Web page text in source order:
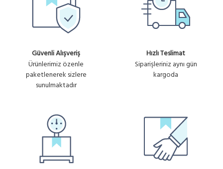
Güvenli Alışveriş
Ürünlerimiz özenle
paketlenerek sizlere
sunulmaktadır
Hızlı Teslimat
Siparişleriniz aynı gün
kargoda